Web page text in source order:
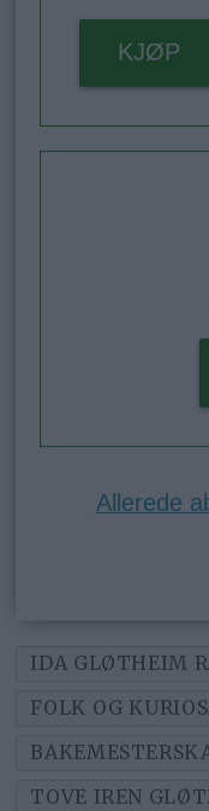
KJØP
Allerede
IDA GLØTHEIM
FOLK OG
TOVE IREN